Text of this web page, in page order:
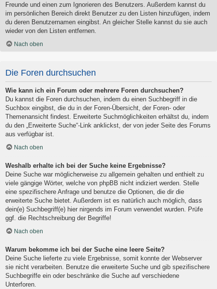
Freunde und einen zum Ignorieren des Benutzers. Außerdem kannst du
im persönlichen Bereich direkt Benutzer zu den Listen hinzufügen, indem
du deren Benutzernamen eingibst. An gleicher Stelle kannst du sie auch
wieder von den Listen entfernen.
Nach oben
Die Foren durchsuchen
Wie kann ich ein Forum oder mehrere Foren durchsuchen?
Du kannst die Foren durchsuchen, indem du einen Suchbegriff in die
Suchbox eingibst, die du in der Foren-Übersicht, der Foren- oder
Themenansicht findest. Erweiterte Suchmöglichkeiten erhältst du, indem
du den „Erweiterte Suche“-Link anklickst, der von jeder Seite des Forums
aus verfügbar ist.
Nach oben
Weshalb erhalte ich bei der Suche keine Ergebnisse?
Deine Suche war möglicherweise zu allgemein gehalten und enthielt zu
viele gängige Wörter, welche von phpBB nicht indiziert werden. Stelle
eine spezifischere Anfrage und benutze die Optionen, die dir die
erweiterte Suche bietet. Außerdem ist es natürlich auch möglich, dass
dein(e) Suchbegriff(e) hier nirgends im Forum verwendet wurden. Prüfe
ggf. die Rechtschreibung der Begriffe!
Nach oben
Warum bekomme ich bei der Suche eine leere Seite?
Deine Suche lieferte zu viele Ergebnisse, somit konnte der Webserver
sie nicht verarbeiten. Benutze die erweiterte Suche und gib spezifischere
Suchbegriffe ein oder beschränke die Suche auf verschiedene
Unterforen.